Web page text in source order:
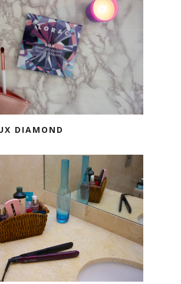
DIAMOND